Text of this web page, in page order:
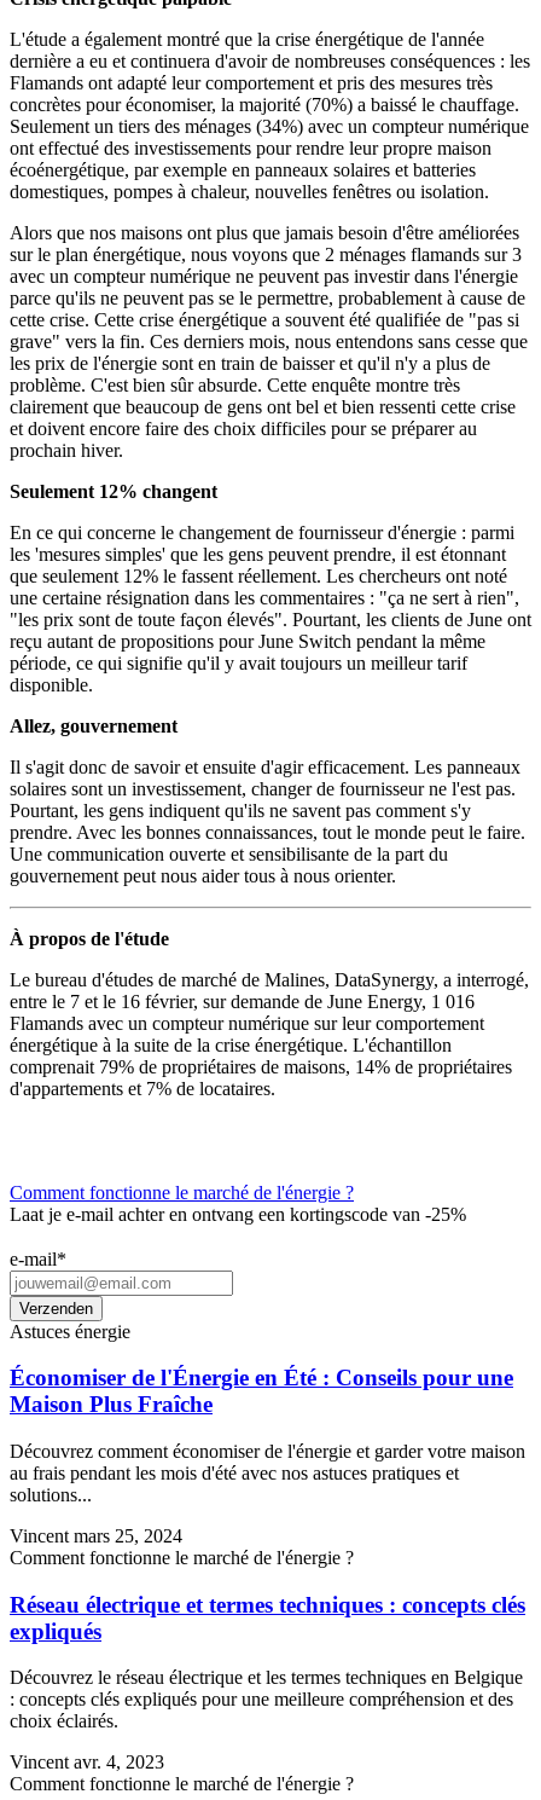
L'étude a également montré que la crise énergétique de l'année
dernière a eu et continuera d'avoir de nombreuses conséquences : les
Flamands ont adapté leur comportement et pris des mesures très
concrètes pour économiser, la majorité (70%) a baissé le chauffage.
Seulement un tiers des ménages (34%) avec un compteur numérique
ont effectué des investissements pour rendre leur propre maison
écoénergétique, par exemple en panneaux solaires et batteries
domestiques, pompes à chaleur, nouvelles fenêtres ou isolation.
Alors que nos maisons ont plus que jamais besoin d'être améliorées
sur le plan énergétique, nous voyons que 2 ménages flamands sur 3
avec un compteur numérique ne peuvent pas investir dans l'énergie
parce qu'ils ne peuvent pas se le permettre, probablement à cause de
cette crise. Cette crise énergétique a souvent été qualifiée de "pas si
grave" vers la fin. Ces derniers mois, nous entendons sans cesse que
les prix de l'énergie sont en train de baisser et qu'il n'y a plus de
problème. C'est bien sûr absurde. Cette enquête montre très
clairement que beaucoup de gens ont bel et bien ressenti cette crise
et doivent encore faire des choix difficiles pour se préparer au
prochain hiver.
Seulement 12% changent
En ce qui concerne le changement de fournisseur d'énergie : parmi
les 'mesures simples' que les gens peuvent prendre, il est étonnant
que seulement 12% le fassent réellement. Les chercheurs ont noté
une certaine résignation dans les commentaires : "ça ne sert à rien",
"les prix sont de toute façon élevés". Pourtant, les clients de June ont
reçu autant de propositions pour June Switch pendant la même
période, ce qui signifie qu'il y avait toujours un meilleur tarif
disponible.
Allez, gouvernement
Il s'agit donc de savoir et ensuite d'agir efficacement. Les panneaux
solaires sont un investissement, changer de fournisseur ne l'est pas.
Pourtant, les gens indiquent qu'ils ne savent pas comment s'y
prendre. Avec les bonnes connaissances, tout le monde peut le faire.
Une communication ouverte et sensibilisante de la part du
gouvernement peut nous aider tous à nous orienter.
À propos de l'étude
Le bureau d'études de marché de Malines, DataSynergy, a interrogé,
entre le 7 et le 16 février, sur demande de June Energy, 1 016
Flamands avec un compteur numérique sur leur comportement
énergétique à la suite de la crise énergétique. L'échantillon
comprenait 79% de propriétaires de maisons, 14% de propriétaires
d'appartements et 7% de locataires.
Comment fonctionne le marché de l'énergie ?
Laat je e-mail achter en ontvang een kortingscode van -25%
e-mail*
Astuces énergie
Économiser de l'Énergie en Été : Conseils pour une
Maison Plus Fraîche
Découvrez comment économiser de l'énergie et garder votre maison
au frais pendant les mois d'été avec nos astuces pratiques et
solutions...
Vincent mars 25, 2024
Comment fonctionne le marché de l'énergie ?
Réseau électrique et termes techniques : concepts clés
expliqués
Découvrez le réseau électrique et les termes techniques en Belgique
: concepts clés expliqués pour une meilleure compréhension et des
choix éclairés.
Vincentavr. 4, 2023
Comment fonctionne le marché de l'énergie ?